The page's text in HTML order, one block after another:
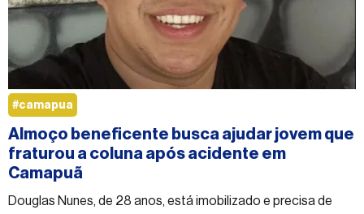
Almoço beneficente busca ajudar jovem que
fraturou a coluna após acidente em
Camapuã
Douglas Nunes, de 28 anos, está imobilizado e precisa de
#camapua